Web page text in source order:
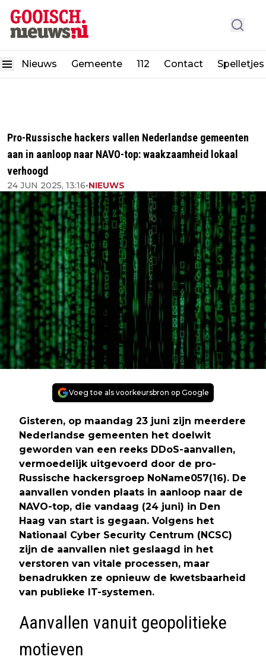
Nieuws Gemeente 112 Contact Spelletjes
Pro-Russische hackers vallen Nederlandse gemeenten
aan in aanloop naar NAVO-top: waakzaamheid lokaal
verhoogd
24 JUN 2025, 13:16•NIEUWS
Voeg toe als voorkeursbron op Google
Gisteren, op maandag 23 juni zijn meerdere
Nederlandse gemeenten het doelwit
geworden van een reeks DDoS-aanvallen,
vermoedelijk uitgevoerd door de pro-
Russische hackersgroep NoName057(16). De
aanvallen vonden plaats in aanloop naar de
NAVO-top, die vandaag (24 juni) in Den
Haag van start is gegaan. Volgens het
Nationaal Cyber Security Centrum (NCSC)
zijn de aanvallen niet geslaagd in het
verstoren van vitale processen, maar
benadrukken ze opnieuw de kwetsbaarheid
van publieke IT-systemen.
Aanvallen vanuit geopolitieke
motieven